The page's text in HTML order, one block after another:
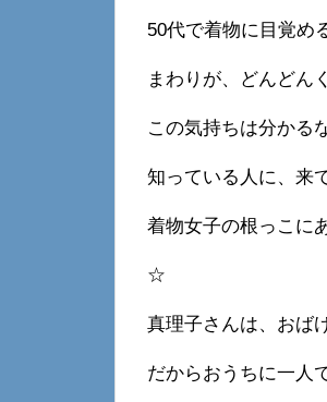
50代で着物に目覚め
まわりが、どんどん
この気持ちは分かる
知っている人に、来
着物女子の根っこに
☆
真理子さんは、おば
だからおうちに一人